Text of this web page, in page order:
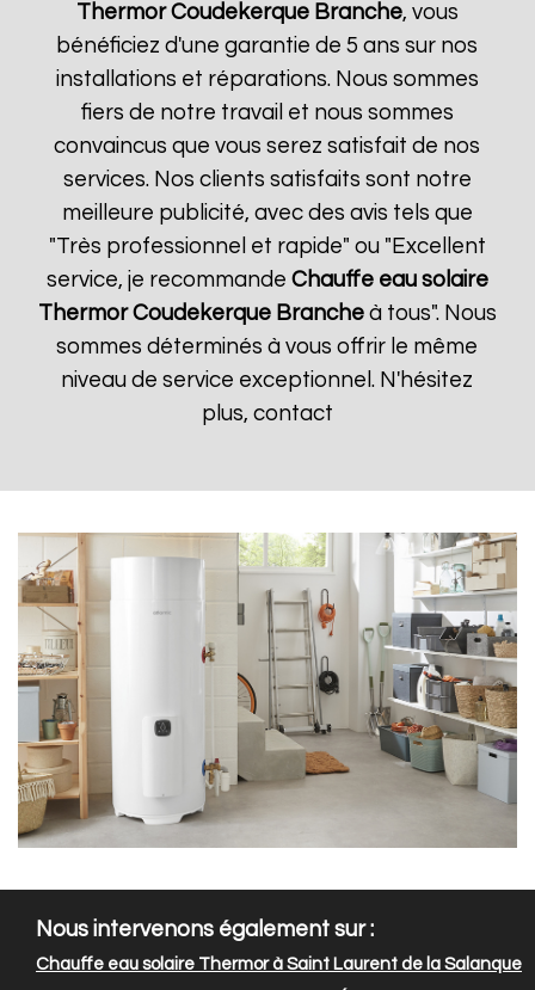
Thermor Coudekerque Branche, vous
bénéficiez d'une garantie de 5 ans sur nos
installations et réparations. Nous sommes
fiers de notre travail et nous sommes
convaincus que vous serez satisfait de nos
services. Nos clients satisfaits sont notre
meilleure publicité, avec des avis tels que
"Très professionnel et rapide" ou "Excellent
service, je recommande Chauffe eau solaire
Thermor Coudekerque Brancheà tous". Nous
sommes déterminés à vous offrir le même
niveau de service exceptionnel. N'hésitez
plus, contact
Nous intervenons également sur :
Chauffe eau solaire Thermor à Saint Laurent de la Salanque